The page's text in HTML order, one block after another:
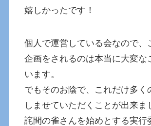
嬉しかったです！
個人で運営している会なので、
企画をされるのは本当に大変な
います。
でもそのお陰で、これだけ多く
しませていただくことが出来ま
詫間の雀さんを始めとする実行